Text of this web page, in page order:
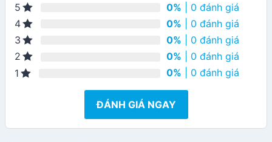
5 0% | 0 đánh giá
4
0% | 0 đánh giá
3
0% | 0 đánh giá
2
0% | 0 đánh giá
1
0% | 0 đánh giá
ĐÁNH GIÁ NGAY